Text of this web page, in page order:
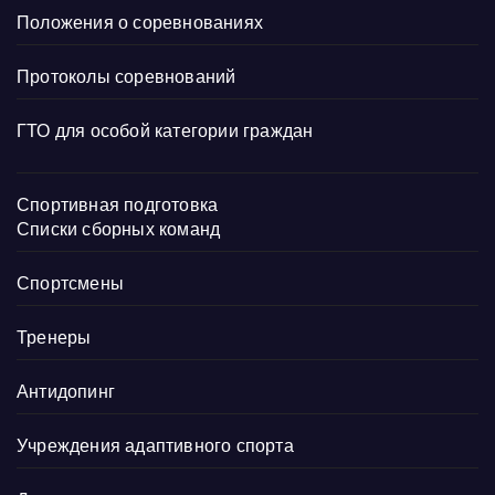
Положения о соревнованиях
Протоколы соревнований
ГТО для особой категории граждан
Спортивная подготовка
Списки сборных команд
Спортсмены
Тренеры
Антидопинг
Учреждения адаптивного спорта